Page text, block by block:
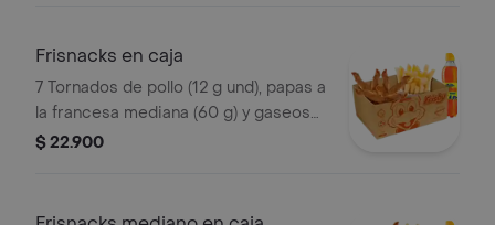
Frisnacks en caja
7 Tornados de pollo (12 g und), papas a
la francesa mediana (60 g) y gaseosa
(470 ml)
$ 22.900